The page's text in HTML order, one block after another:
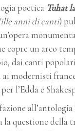
poetica Tuhat
anni di canti)
copre un arco
dai canti
ai modernisti
l’Edda e
all’antologia
la questione della